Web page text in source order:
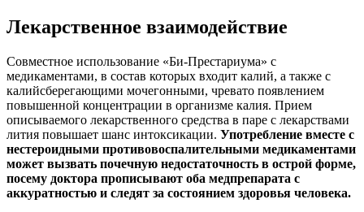
Лекарственное взаимодействие
Совместное использование «Би-Престариума» с
медикаментами, в состав которых входит калий, а также с
калийсберегающими мочегонными, чревато появлением
повышенной концентрации в организме калия. Прием
описываемого лекарственного средства в паре с лекарствами
лития повышает шанс интоксикации. Употребление вместе с
нестероидными противовоспалительными медикаментами
может вызвать почечную недостаточность в острой форме,
посему доктора прописывают оба медпрепарата с
аккуратностью и следят за состоянием здоровья человека.